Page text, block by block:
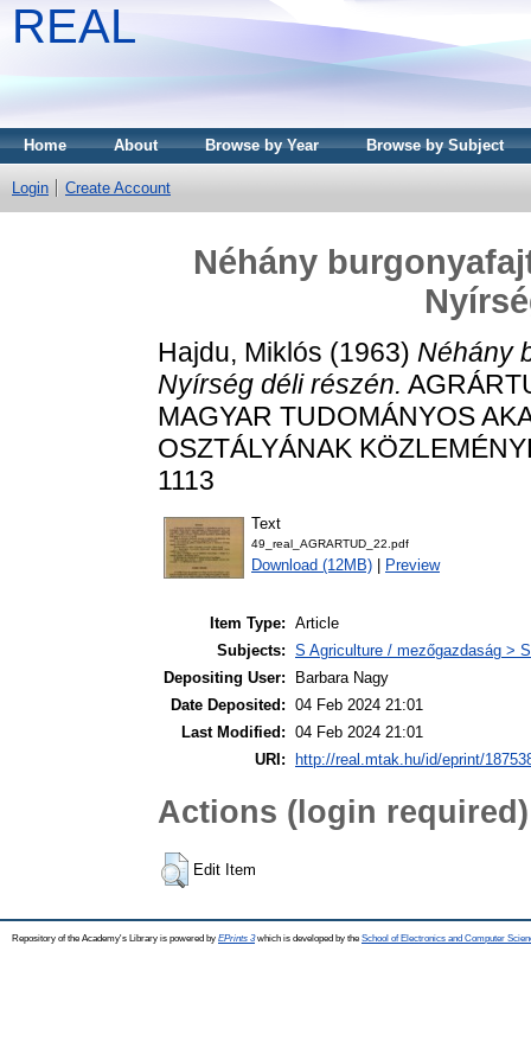
REAL
Home About Browse by Year Browse by Subject
Login Create Account
Néhány
Hajdu, Miklós (1963) Néhány
Nyírség déli részén.
MAGYAR TUDOMÁNYOS
OSZTÁLYÁNAK
1113
Text
49_real_AGRARTUD_22.pdf
Download (12MB) Preview
Item Type: Article
Subjects: S Agriculture / mezőgazdaság >
Depositing User:
Barbara Nagy
Date Deposited: 04 Feb 2024 21:01
Last Modified: 04 Feb 2024 21:01
URI:
http://real.mtak.hu/id/eprint/
Actions (login required)
Edit Item
Repository of the Academy's Library is powered by EPrints 3which is developed by the School of Electronics and Computer